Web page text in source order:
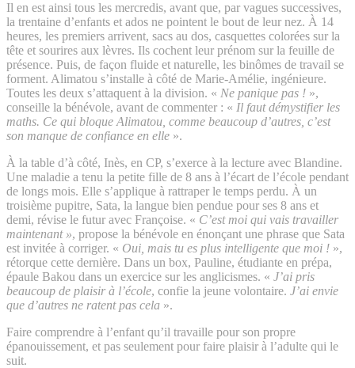
Il en est ainsi tous les mercredis, avant que, par vagues successives,
la trentaine d’enfants et ados ne pointent le bout de leur nez. À 14
heures, les premiers arrivent, sacs au dos, casquettes colorées sur la
tête et sourires aux lèvres. Ils cochent leur prénom sur la feuille de
présence. Puis, de façon fluide et naturelle, les binômes de travail se
forment. Alimatou s’installe à côté de Marie-Amélie, ingénieure.
Toutes les deux s’attaquent à la division. « Ne panique pas ! »,
conseille la bénévole, avant de commenter : « Il faut démystifier les
maths. Ce qui bloque Alimatou, comme beaucoup d’autres, c’est
son manque de confiance en elle ».
À la table d’à côté, Inès, en CP, s’exerce à la lecture avec Blandine.
Une maladie a tenu la petite fille de 8 ans à l’écart de l’école pendant
de longs mois. Elle s’applique à rattraper le temps perdu. À un
troisième pupitre, Sata, la langue bien pendue pour ses 8 ans et
demi, révise le futur avec Françoise. « C’est moi qui vais travailler
maintenant », propose la bénévole en énonçant une phrase que Sata
est invitée à corriger. « Oui, mais tu es plus intelligente que moi ! »,
rétorque cette dernière. Dans un box, Pauline, étudiante en prépa,
épaule Bakou dans un exercice sur les anglicismes. « J’ai pris
beaucoup de plaisir à l’école, confie la jeune volontaire. J’ai envie
que d’autres ne ratent pas cela ».
Faire comprendre à l’enfant qu’il travaille pour son propre
épanouissement, et pas seulement pour faire plaisir à l’adulte qui le
suit.